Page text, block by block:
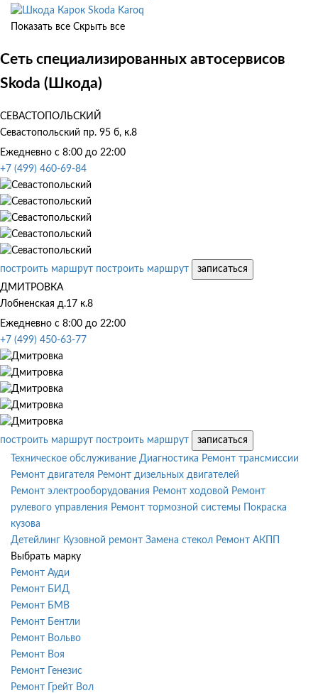
Skoda Karoq
Показать все Скрыть все
Сеть специализированных автосервисов
Skoda (Шкода)
СЕВАСТОПОЛЬСКИЙ
Севастопольский пр. 95 б, к.8
Ежедневно с 8:00 до 22:00
+7 (499) 460-69-84
построить маршрут построить маршрут
записаться
ДМИТРОВКА
Лобненская д.17 к.8
Ежедневно с 8:00 до 22:00
+7 (499) 450-63-77
построить маршрут построить маршрут
записаться
Техническое обслуживание Диагностика Ремонт трансмиссии
Ремонт двигателя Ремонт дизельных двигателей
Ремонт электрооборудования Ремонт ходовой Ремонт
рулевого управления Ремонт тормозной системы
Покраска
кузова
Детейлинг Кузовной ремонт Замена стекол Ремонт АКПП
Выбрать марку
Ремонт Ауди
Ремонт БИД
Ремонт БМВ
Ремонт Бентли
Ремонт Вольво
Ремонт Воя
Ремонт Генезис
Ремонт Грейт Вол